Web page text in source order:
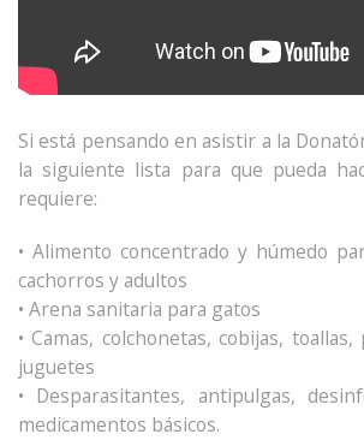
Si está pensando en asistir a la
la siguiente lista para que pueda
requiere:
• Alimento concentrado y húmedo
cachorros y adultos
• Arena sanitaria para gatos
• Camas, colchonetas, cobijas,
juguetes
• Desparasitantes, antipulgas,
medicamentos básicos.